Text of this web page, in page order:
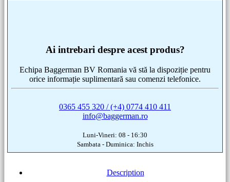
Ai intrebari despre acest produs?
Echipa Baggerman BV Romania vă stă la dispoziție pentru
orice informație suplimentară sau comenzi telefonice.
0365 455 320 / (+4) 0774 410 411
info@baggerman.ro
Luni-Vineri: 08 - 16:30
Sambata - Duminica: Inchis
Description